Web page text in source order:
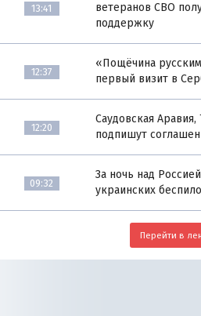
13:41
ветеранов СВО
поддержку
12:37
«Пощёчина
первый визит в
12:20
Саудовская
подпишут
09:32
За ночь над
украинских
Перейти в